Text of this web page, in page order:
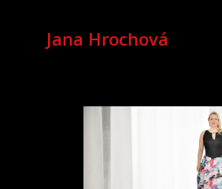
Jana Hrochová
MEZZOSOPRANO